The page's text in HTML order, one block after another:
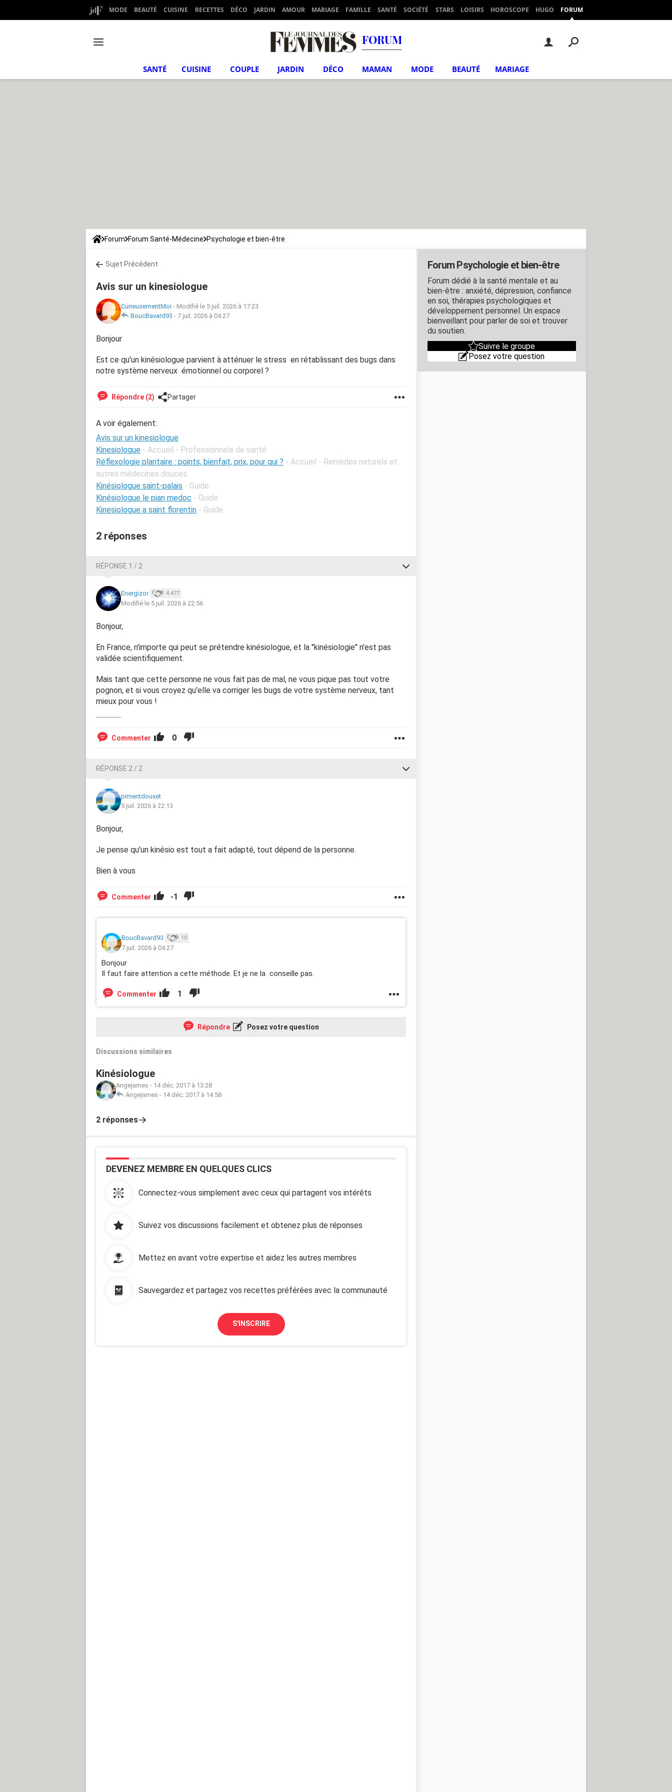
MODE BEAUTÉ CUISINE RECETTES DÉCO JARDIN AMOUR MARIAGE FAMILLE SANTÉ SOCIÉTÉ STARS LOISIRS HOROSCOPE HUGO FORUM
FORUM
SANTÉ CUISINE COUPLE JARDIN DÉCO MAMAN MODE BEAUTÉ MARIAGE
Forum Forum Santé-Médecine Psychologie et bien-être
Sujet Précédent
Avis sur un kinesiologue
CurieusementMoi - Modifié le 5 juil. 2026 à 17:23
BoucBavard93 - 7 juil. 2026 à 04:27
Bonjour
Est ce qu'un kinésiologue parvient à atténuer le stress en rétablissant des bugs dans
notre système nerveux émotionnel ou corporel ?
Répondre (2) Partager
A voir également:
Avis sur un kinesiologue
Kinesiologue - Accueil - Professionnels de santé
Réflexologie plantaire : points, bienfait, prix, pour qui ? - Accueil - Remèdes naturels et
autres médecines douces
Kinésiologue saint-palais - Guide
Kinésiologue le pian medoc - Guide
Kinesiologue a saint florentin - Guide
2 réponses
RÉPONSE 1 / 2
Energizor 4 477
Modifié le 5 juil. 2026 à 22:56
Bonjour,
En France, n'importe qui peut se prétendre kinésiologue, et la "kinésiologie" n'est pas
validée scientifiquement.
Mais tant que cette personne ne vous fait pas de mal, ne vous pique pas tout votre
pognon, et si vous croyez qu'elle va corriger les bugs de votre système nerveux, tant
mieux pour vous !
Commenter 0
RÉPONSE 2 / 2
pimentdouxet
5 juil. 2026 à 22:13
Bonjour,
Je pense qu'un kinésio est tout a fait adapté, tout dépend de la personne.
Bien à vous
Commenter -1
BoucBavard93 10
7 juil. 2026 à 04:27
Bonjour
Il faut faire attention a cette méthode. Et je ne la conseille pas.
Commenter 1
Répondre Posez votre question
Discussions similaires
Kinésiologue
Angejames - 14 déc. 2017 à 13:28
Angejames - 14 déc. 2017 à 14:58
2 réponses
DEVENEZ MEMBRE EN QUELQUES CLICS
Connectez-vous simplement avec ceux qui partagent vos intérêts
Suivez vos discussions facilement et obtenez plus de réponses
Mettez en avant votre expertise et aidez les autres membres
Sauvegardez et partagez vos recettes préférées avec la communauté
S'INSCRIRE
Forum Psychologie et bien-être
Forum dédié à la santé mentale et au
bien-être : anxiété, dépression, confiance
en soi, thérapies psychologiques et
développement personnel. Un espace
bienveillant pour parler de soi et trouver
du soutien.
Suivre le groupe
Posez votre question